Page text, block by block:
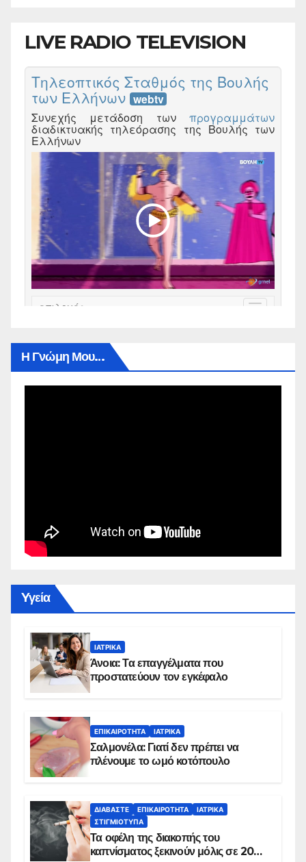
LIVE RADIO TELEVISION
Η Γνώμη Μου…
Yγεία
ΙΑΤΡΙΚΆ
Άνοια: Τα επαγγέλματα που
προστατεύουν τον εγκέφαλο
ΕΠΙΚΑΙΡΌΤΗΤΑ ΙΑΤΡΙΚΆ
Σαλμονέλα: Γιατί δεν πρέπει να
πλένουμε το ωμό κοτόπουλο
ΔΙΑΒΆΣΤΕ ΕΠΙΚΑΙΡΌΤΗΤΑ
ΙΑΤΡΙΚΆ
ΣΤΙΓΜΙΌΤΥΠΑ
Τα οφέλη της διακοπής του
καπνίσματος ξεκινούν μόλις σε 20